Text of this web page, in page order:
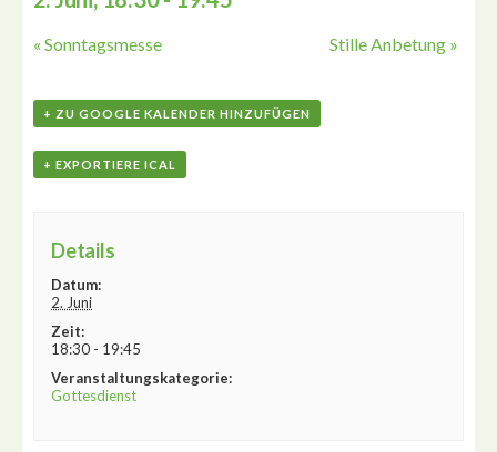
« Sonntagsmesse Stille Anbetung »
+ ZU GOOGLE KALENDER HINZUFÜGEN
+ EXPORTIERE ICAL
Details
Datum:
2. Juni
Zeit:
18:30 - 19:45
Veranstaltungskategorie:
Gottesdienst